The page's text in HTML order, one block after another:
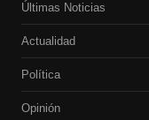
Últimas Noticias
Actualidad
Política
Opinión